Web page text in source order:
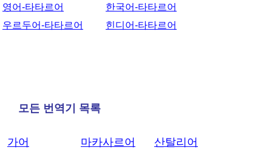
영어-타타르어
우르두어-타타르어
한국어-타타르어
힌디어-타타르어
모든 번역기 목록
가어
마카사르어
산탈리어